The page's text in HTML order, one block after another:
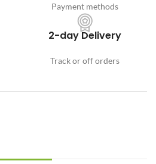
Payment methods
2-day Delivery
Track or off orders